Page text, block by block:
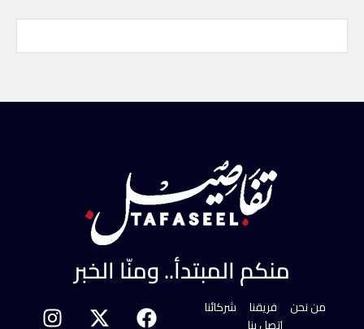
منكم المبتدأ.. ومنّا الخبر
من نحن فريقنا
شركائنا
اتصل بنا